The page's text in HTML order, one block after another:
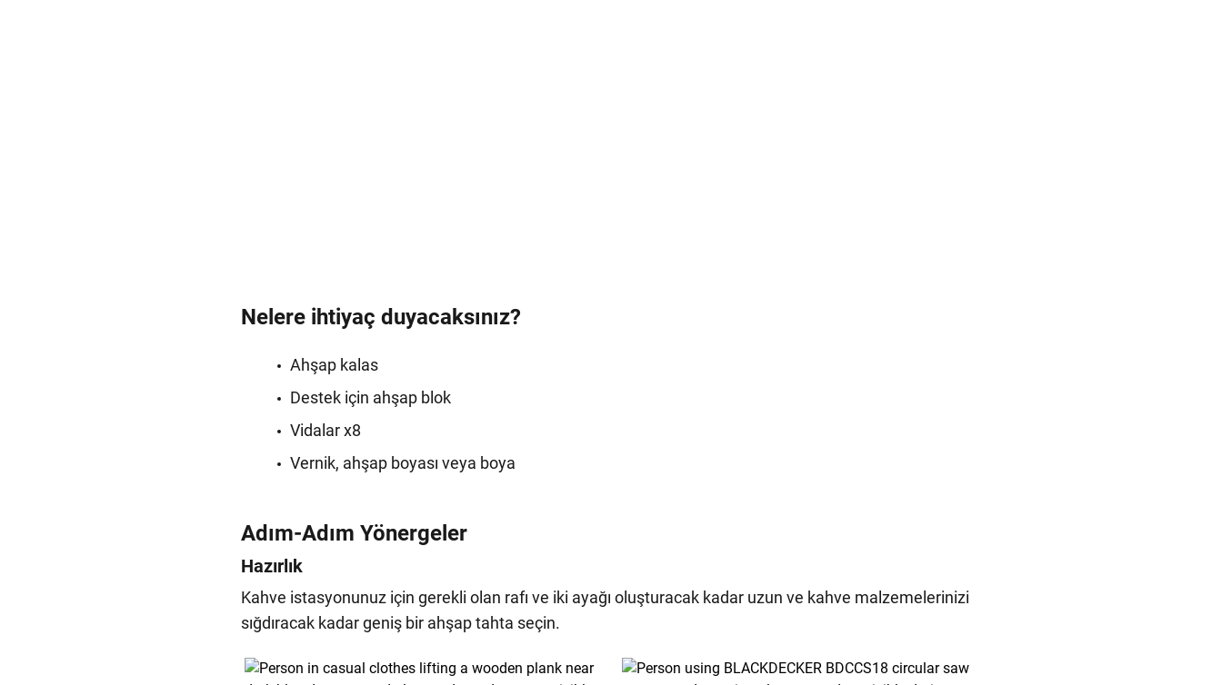
Nelere ihtiyaç duyacaksınız?
Ahşap kalas
Destek için ahşap blok
Vidalar x8
Vernik, ahşap boyası veya boya
Adım-Adım Yönergeler
Hazırlık
Kahve istasyonunuz için gerekli olan rafı ve iki ayağı oluşturacak kadar uzun ve kahve malzemelerinizi
sığdıracak kadar geniş bir ahşap tahta seçin.